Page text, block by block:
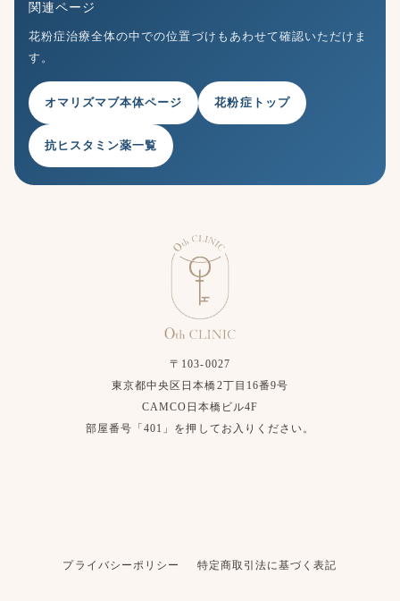
関連ページ
花粉症治療全体の中での位置づけもあわせて確認いただけま
す。
オマリズマブ本体ページ 花粉症トップ
抗ヒスタミン薬一覧
〒103-0027
東京都中央区日本橋2丁目16番9号
CAMCO日本橋ビル4F
部屋番号「401」を押してお入りください。
プライバシーポリシー 特定商取引法に基づく表記